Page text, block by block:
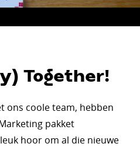
Together!
ons coole team, hebben
pakket
hoor om al die nieuwe